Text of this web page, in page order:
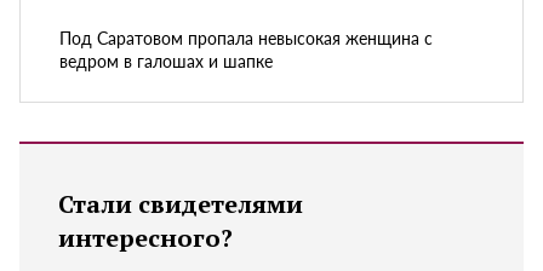
Под Саратовом пропала невысокая женщина с
ведром в галошах и шапке
Стали свидетелями
интересного?